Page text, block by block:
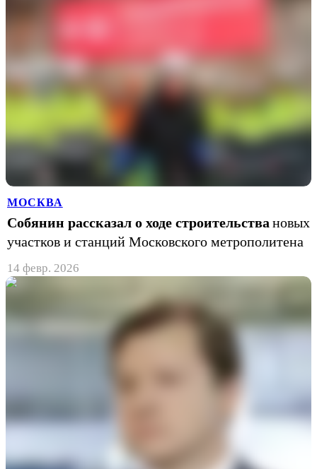
МОСКВА
Собянин рассказал о ходе строительства новых
участков и станций Московского метрополитена
14 февр. 2026